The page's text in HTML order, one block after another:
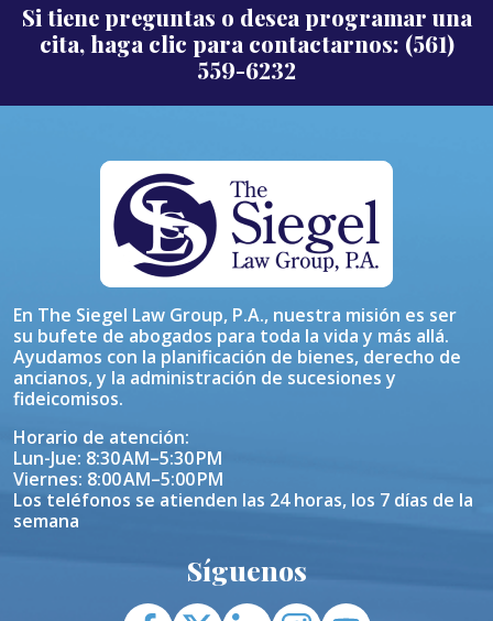
Si tiene preguntas o desea programar una
cita, haga clic para contactarnos: (561)
559-6232
En The Siegel Law Group, P.A., nuestra misión es ser
su bufete de abogados para toda la vida y más allá.
Ayudamos con la planificación de bienes, derecho de
ancianos, y la administración de sucesiones y
fideicomisos.
Horario de atención:
Lun-Jue: 8:30 AM–5:30 PM
Viernes: 8:00 AM–5:00 PM
Los teléfonos se atienden las 24 horas, los 7 días de la
semana
Síguenos